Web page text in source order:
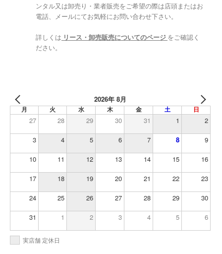
ンタル又は卸売り・業者販売をご希望の際は店頭またはお
電話、メールにてお気軽にお問い合わせ下さい。
詳しくは リース・卸売販売についてのページ をご確認く
ださい。
2026年 8月
月 火 水 木 金 土 日
27 28 29 30 31 1 2
3 4 5 6 7 8 9
10 11 12 13 14 15 16
17 18 19 20 21 22 23
24 25 26 27 28 29 30
31 1 2 3 4 5 6
実店舗 定休日